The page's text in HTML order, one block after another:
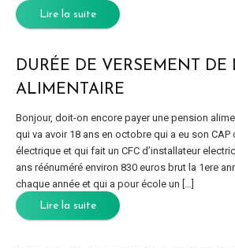
Lire la suite
DURÉE DE VERSEMENT DE
ALIMENTAIRE
Bonjour, doit-on encore payer une pension
qui va avoir 18 ans en octobre qui a eu son CAP
électrique et qui fait un CFC d’installateur
ans réénuméré environ 830 euros brut la 1ere
chaque année et qui a pour école un […]
Lire la suite